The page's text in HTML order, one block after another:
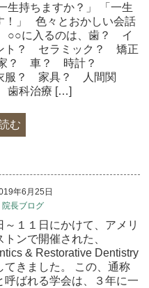
生持ちますか？」 「一生
！」 色々とおかしい会話
○○に入るのは、歯？ イ
ト？ セラミック？ 矯正
家？ 車？ 時計？
服？ 家具？ 人間関
科治療 […]
む
年6月25日
院長ブログ
～１１日にかけて、アメリ
トンで開催された、
& Restorative Dentistry
てきました。 この、通称
呼ばれる学会は、３年に一